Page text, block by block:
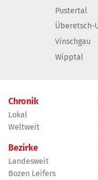
Pustertal
Überetsch-
Vinschgau
Wipptal
Chronik
Lokal
Weltweit
Bezirke
Landesweit
Bozen Leifers